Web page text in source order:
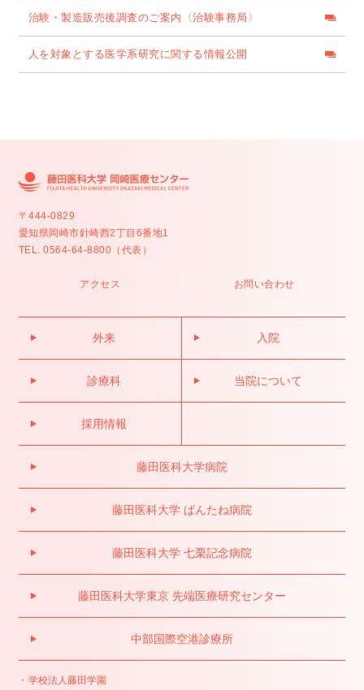
治験・製造販売後調査のご案内〈治験事務局〉
人を対象とする医学系研究に関する情報公開
〒444-0829
愛知県岡崎市針崎西2丁目6番地1
TEL. 0564-64-8800（代表）
アクセス お問い合わせ
外来 入院
診療科 当院について
採用情報
藤田医科大学病院
藤田医科大学 ばんたね病院
藤田医科大学 七栗記念病院
藤田医科大学東京 先端医療研究センター
中部国際空港診療所
学校法人藤田学園